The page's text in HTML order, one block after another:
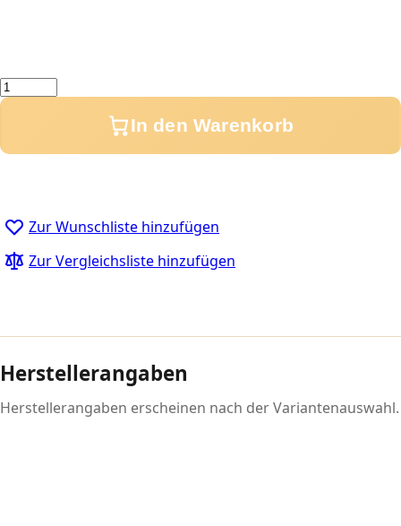
Menge
In den Warenkorb
Zur Wunschliste hinzufügen
Zur Vergleichsliste hinzufügen
Herstellerangaben
Herstellerangaben erscheinen nach der Variantenauswahl.